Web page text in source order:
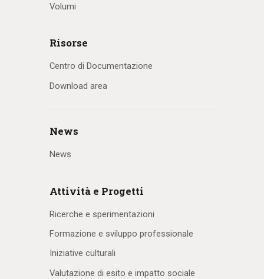
Volumi
Risorse
Centro di Documentazione
Download area
News
News
Attività e Progetti
Ricerche e sperimentazioni
Formazione e sviluppo professionale
Iniziative culturali
Valutazione di esito e impatto sociale